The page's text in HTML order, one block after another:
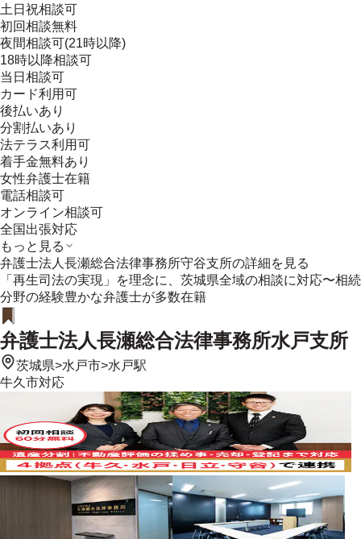
土日祝相談可
初回相談無料
夜間相談可(21時以降)
18時以降相談可
当日相談可
カード利用可
後払いあり
分割払いあり
法テラス利用可
着手金無料あり
女性弁護士在籍
電話相談可
オンライン相談可
全国出張対応
もっと見る
弁護士法人長瀬総合法律事務所守谷支所の詳細を見る
「再生司法の実現」を理念に、茨城県全域の相談に対応〜相続
分野の経験豊かな弁護士が多数在籍
弁護士法人長瀬総合法律事務所水戸支所
茨城県>水戸市>水戸駅
牛久市対応